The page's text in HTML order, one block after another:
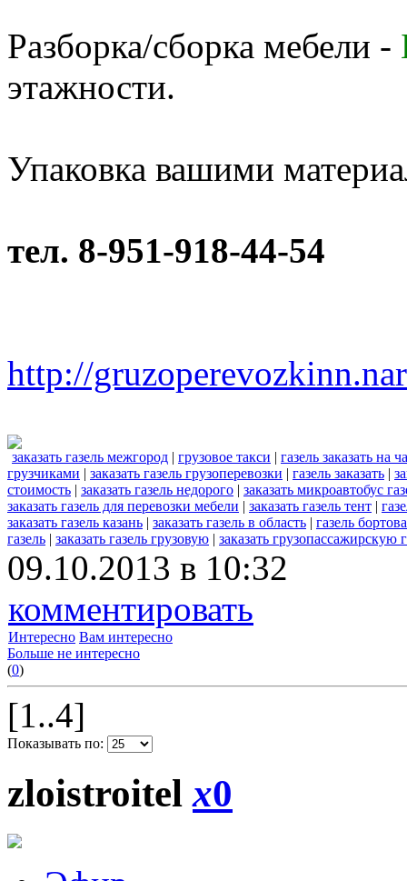
Разборка/сборка мебели -
этажности.
Упаковка вашими
тел. 8-951-918-44-54
http://
заказать газель межгород | грузовое такси | газель заказать на
грузчиками | заказать газель грузоперевозки | газель заказать |
стоимость | заказать газель недорого | заказать микроавтобус
заказать газель для перевозки мебели | заказать газель тент |
заказать газель казань | заказать газель в область | газель
газель | заказать газель грузовую | заказать грузопассажирскую
09.10.2013 в 10:32
комментировать
Интересно Вам интересно
Больше не интересно
(0)
[1..4]
Показывать по:
zloistroitelx0